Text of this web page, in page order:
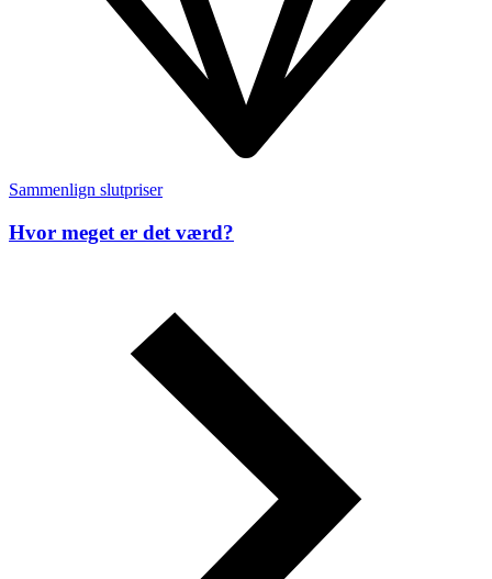
Sammenlign slutpriser
Hvor meget er det værd?